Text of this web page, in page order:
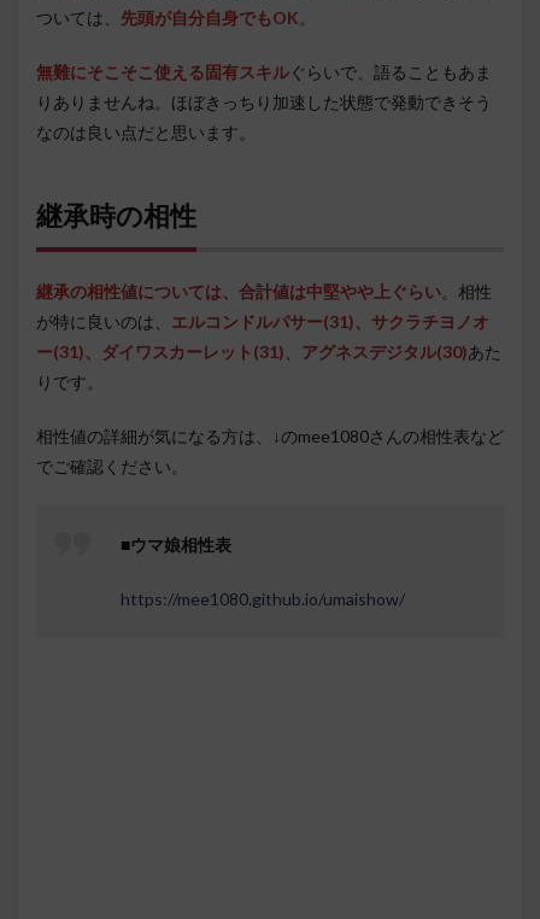
ついては、 先頭が自分自身でもOK。
無難にそこそこ使える固有スキルぐらいで、語ることもあま
りありませんね。ほぼきっちり加速した状態で発動できそう
なのは良い点だと思います。
継承時の相性
継承の相性値については、合計値は中堅やや上ぐらい。相性
が特に良いのは、 エルコンドルパサー(31)、 サクラチヨノオ
ー(31)、ダイワスカーレット(31)、 アグネスデジタル(30)あた
りです。
相性値の詳細が気になる方は、↓のmee1080さんの相性表など
でご確認ください。
■ウマ娘相性表
https://mee1080.github.io/umaishow/